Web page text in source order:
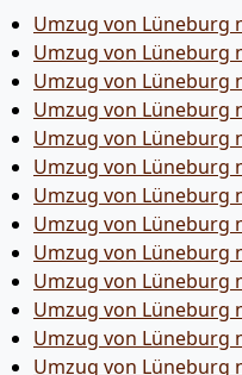
Umzug von Lüneburg
Umzug von Lüneburg
Umzug von Lüneburg
Umzug von Lüneburg
Umzug von Lüneburg
Umzug von Lüneburg
Umzug von Lüneburg
Umzug von Lüneburg
Umzug von Lüneburg
Umzug von Lüneburg
Umzug von Lüneburg
Umzug von Lüneburg
Umzug von Lüneburg